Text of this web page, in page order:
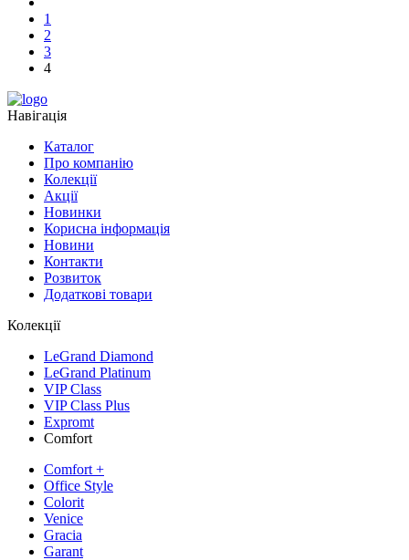
1
2
3
4
Навігація
Каталог
Про компанію
Колекції
Акції
Новинки
Корисна інформація
Новини
Контакти
Розвиток
Додаткові товари
Колекції
LeGrand Diamond
LeGrand Platinum
VIP Class
VIP Class Plus
Expromt
Comfort
Comfort +
Office Style
Colorit
Venice
Gracia
Garant